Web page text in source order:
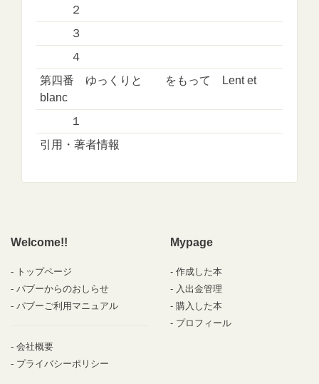
２
３
４
第四番 ゆっくりと をもって Lent et
blanc
１
引用・著者情報
Welcome!!
トップページ
パブーからのおしらせ
パブーご利用マニュアル
会社概要
プライバシーポリシー
Mypage
作成した本
入出金管理
購入した本
プロフィール